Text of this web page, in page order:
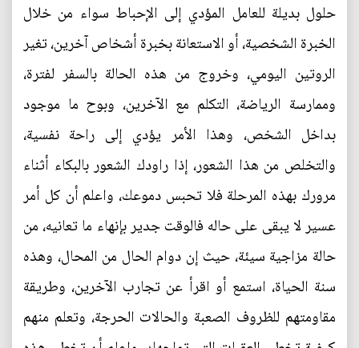
حلول بديلة للعامل المؤدي إلى الإحباط سواء من خلال
الخبرة الشخصية، أو الاستعانة بخبرة أشخاص آخرين، تغير
الروتين اليومي، وخروج من هذه الحالة بالسفر لفترة،
وممارسة الرياضة، التكلم مع الآخرين، وبوح ما موجود
بداخل الشخص، وهذا الأمر يؤدي إلى راحة نفسية،
والتخلص من هذا الشعور، إذا راودك الشعور بالبكاء أثناء
مرورك بهذه المرحلة فلا تحبس دموعك، واعلم أن كل أمر
عسير لا يبقى على حاله فالوقت جدير بإنهاء ما تعانيه، من
حالة مزاجية سيئة، حيث إن دوام الحال من المحال، وهذه
سنة الحياة، استمع أو اقرأ عن تجارب الآخرين، وطريقة
مقاومتهم للظروف الصعبة والحالات الحرجة، وتعلم منهم